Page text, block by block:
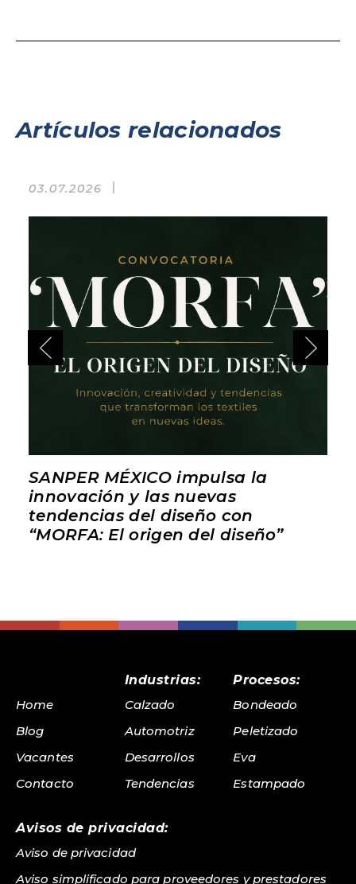
Artículos relacionados
03.07.2026
SANPER MÉXICO impulsa la
innovación y las nuevas
tendencias del diseño con
“MORFA: El origen del diseño”
Home
Blog
Vacantes
Contacto
Industrias:
Calzado
Automotriz
Desarrollos
Tendencias
Procesos:
Bondeado
Peletizado
Eva
Estampado
Avisos de privacidad:
Aviso de privacidad
Aviso simplificado para proveedores y prestadores